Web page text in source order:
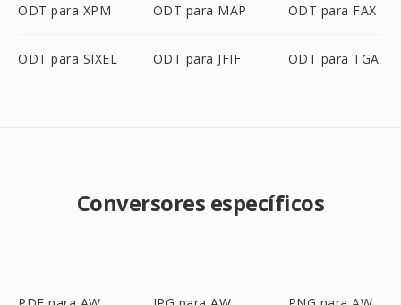
ODT para XPM ODT para MAP ODT para FAX
ODT para SIXEL ODT para JFIF ODT para TGA
Conversores específicos